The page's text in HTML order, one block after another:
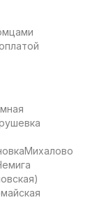
Михалово